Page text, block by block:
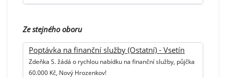
Ze stejného oboru
Poptávka na finanční služby (Ostatní) - Vsetín
Zdeňka S. žádá o rychlou nabídku na finanční služby, půjčka
60.000 Kč, Nový Hrozenkov!